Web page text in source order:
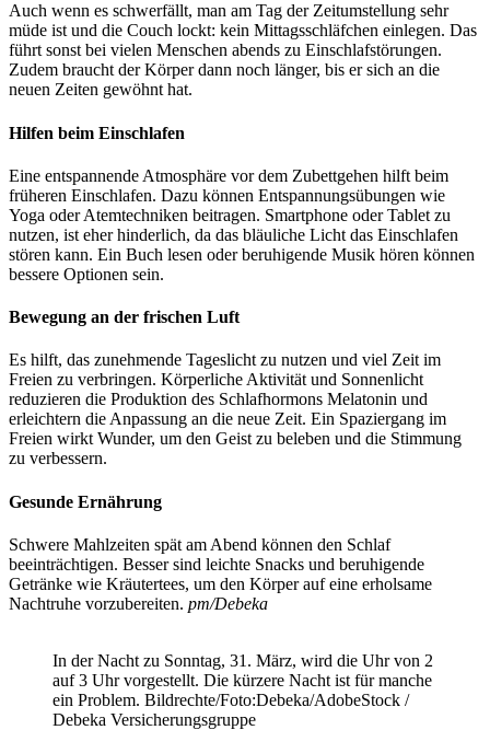
Auch wenn es schwerfällt, man am Tag der Zeitumstellung sehr
müde ist und die Couch lockt: kein Mittagsschläfchen einlegen. Das
führt sonst bei vielen Menschen abends zu Einschlafstörungen.
Zudem braucht der Körper dann noch länger, bis er sich an die
neuen Zeiten gewöhnt hat.
Hilfen beim Einschlafen
Eine entspannende Atmosphäre vor dem Zubettgehen hilft beim
früheren Einschlafen. Dazu können Entspannungsübungen wie
Yoga oder Atemtechniken beitragen. Smartphone oder Tablet zu
nutzen, ist eher hinderlich, da das bläuliche Licht das Einschlafen
stören kann. Ein Buch lesen oder beruhigende Musik hören können
bessere Optionen sein.
Bewegung an der frischen Luft
Es hilft, das zunehmende Tageslicht zu nutzen und viel Zeit im
Freien zu verbringen. Körperliche Aktivität und Sonnenlicht
reduzieren die Produktion des Schlafhormons Melatonin und
erleichtern die Anpassung an die neue Zeit. Ein Spaziergang im
Freien wirkt Wunder, um den Geist zu beleben und die Stimmung
zu verbessern.
Gesunde Ernährung
Schwere Mahlzeiten spät am Abend können den Schlaf
beeinträchtigen. Besser sind leichte Snacks und beruhigende
Getränke wie Kräutertees, um den Körper auf eine erholsame
Nachtruhe vorzubereiten. pm/Debeka
In der Nacht zu Sonntag, 31. März, wird die Uhr von 2
auf 3 Uhr vorgestellt. Die kürzere Nacht ist für manche
ein Problem. Bildrechte/Foto:Debeka/AdobeStock /
Debeka Versicherungsgruppe